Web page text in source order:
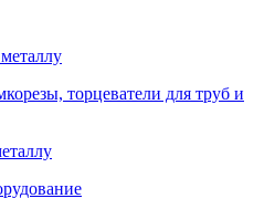
торцеватели для труб и